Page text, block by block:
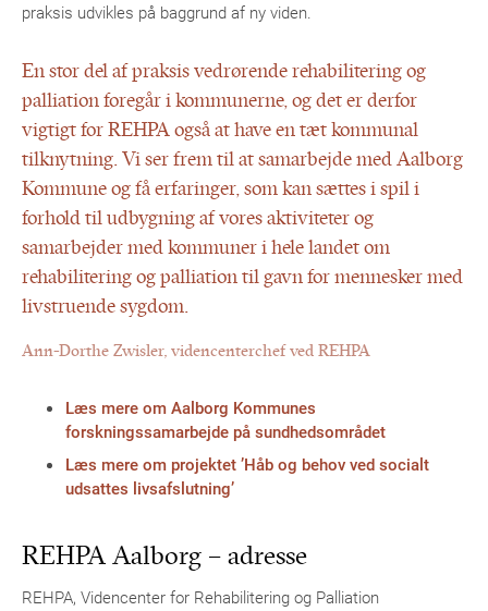
praksis udvikles på baggrund af ny viden.
En stor del af praksis vedrørende rehabilitering og
palliation foregår i kommunerne, og det er derfor
vigtigt for REHPA også at have en tæt kommunal
tilknytning. Vi ser frem til at samarbejde med Aalborg
Kommune og få erfaringer, som kan sættes i spil i
forhold til udbygning af vores aktiviteter og
samarbejder med kommuner i hele landet om
rehabilitering og palliation til gavn for mennesker med
livstruende sygdom.
Ann-Dorthe Zwisler, videncenterchef ved REHPA
Læs mere om Aalborg Kommunes
forskningssamarbejde på sundhedsområdet
Læs mere om projektet ’Håb og behov ved socialt
udsattes livsafslutning’
REHPA Aalborg – adresse
REHPA, Videncenter for Rehabilitering og Palliation